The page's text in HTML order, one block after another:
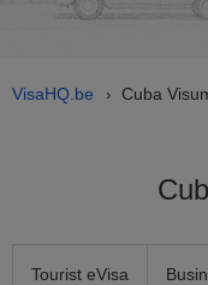
VisaHQ.be › Cuba
Tourist eVisa